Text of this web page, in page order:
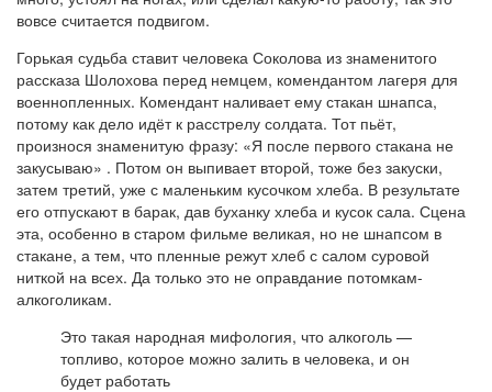
вовсе считается подвигом.
Горькая судьба ставит человека Соколова из знаменитого
рассказа Шолохова перед немцем, комендантом лагеря для
военнопленных. Комендант наливает ему стакан шнапса,
потому как дело идёт к расстрелу солдата. Тот пьёт,
произнося знаменитую фразу: «Я после первого стакана не
закусываю» . Потом он выпивает второй, тоже без закуски,
затем третий, уже с маленьким кусочком хлеба. В результате
его отпускают в барак, дав буханку хлеба и кусок сала. Сцена
эта, особенно в старом фильме великая, но не шнапсом в
стакане, а тем, что пленные режут хлеб с салом суровой
ниткой на всех. Да только это не оправдание потомкам-
алкоголикам.
Это такая народная мифология, что алкоголь —
топливо, которое можно залить в человека, и он
будет работать